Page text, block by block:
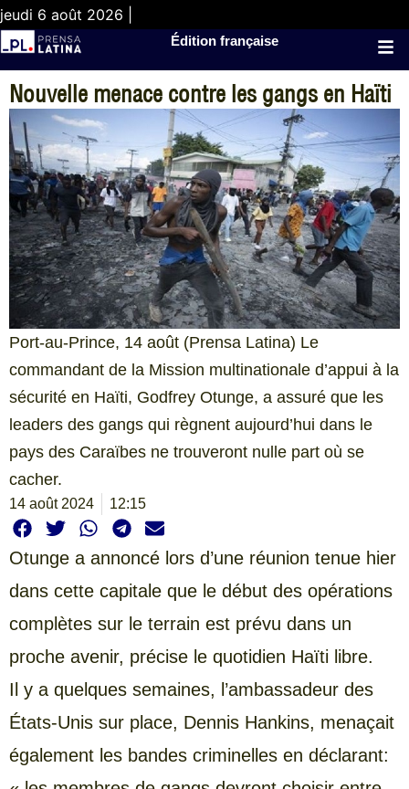
jeudi 6 août 2026 |
Édition française
Nouvelle menace contre les gangs en Haïti
Port-au-Prince, 14 août (Prensa Latina) Le
commandant de la Mission multinationale d’appui à la
sécurité en Haïti, Godfrey Otunge, a assuré que les
leaders des gangs qui règnent aujourd’hui dans le
pays des Caraïbes ne trouveront nulle part où se
cacher.
14 août 2024 12:15
Otunge a annoncé lors d’une réunion tenue hier
dans cette capitale que le début des opérations
complètes sur le terrain est prévu dans un
proche avenir, précise le quotidien Haïti libre.
Il y a quelques semaines, l’ambassadeur des
États-Unis sur place, Dennis Hankins, menaçait
également les bandes criminelles en déclarant: